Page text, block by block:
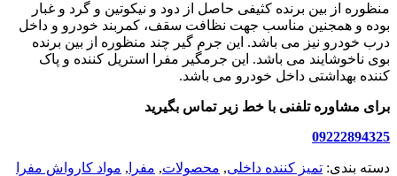
منظوره از بین برنده کثیفی حاصل از دود و نیکوتین و گرد و غبار
بوده و همجنین مناسب جهت نظافت سقف، کمربند خودرو و داخل
درب خودرو نیز می باشد. این جرم گیر چند منظوره از بین برنده
بوی ناخوشایند می باشد. این جرمگیر مفرا استریل کننده و پاک
کننده بهداشتی داخل خودرو می باشد.
برای مشاوره تلفنی با خط زیر تماس بگیرید
09222894325
دسته بندی: تمیز کننده داخلی, محصولات, مفرا , مواد کارواش مفرا